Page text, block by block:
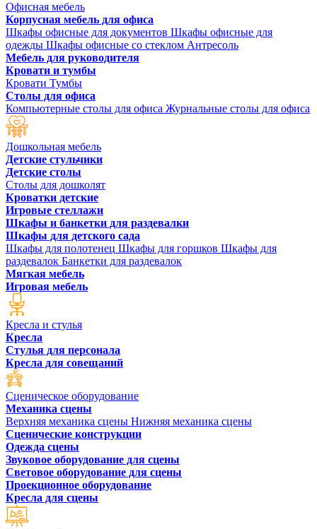
Офисная мебель
Корпусная мебель для офиса
Шкафы офисные для документов Шкафы офисные для
одежды Шкафы офисные со стеклом Антресоль
Мебель для руководителя
Кровати и тумбы
Кровати Тумбы
Столы для офиса
Компьютерные столы для офиса Журнальные столы для офиса
Дошкольная мебель
Детские стульчики
Детские столы
Столы для дошколят
Кроватки детские
Игровые стеллажи
Шкафы и банкетки для раздевалки
Шкафы для детского сада
Шкафы для полотенец Шкафы для горшков Шкафы для
раздевалок Банкетки для раздевалок
Мягкая мебель
Игровая мебель
Кресла и стулья
Кресла
Стулья для персонала
Кресла для совещаний
Сценическое оборудование
Механика сцены
Верхняя механика сцены Нижняя механика сцены
Сценические конструкции
Одежда сцены
Звуковое оборудование для сцены
Световое оборудование для сцены
Проекционное оборудование
Кресла для сцены